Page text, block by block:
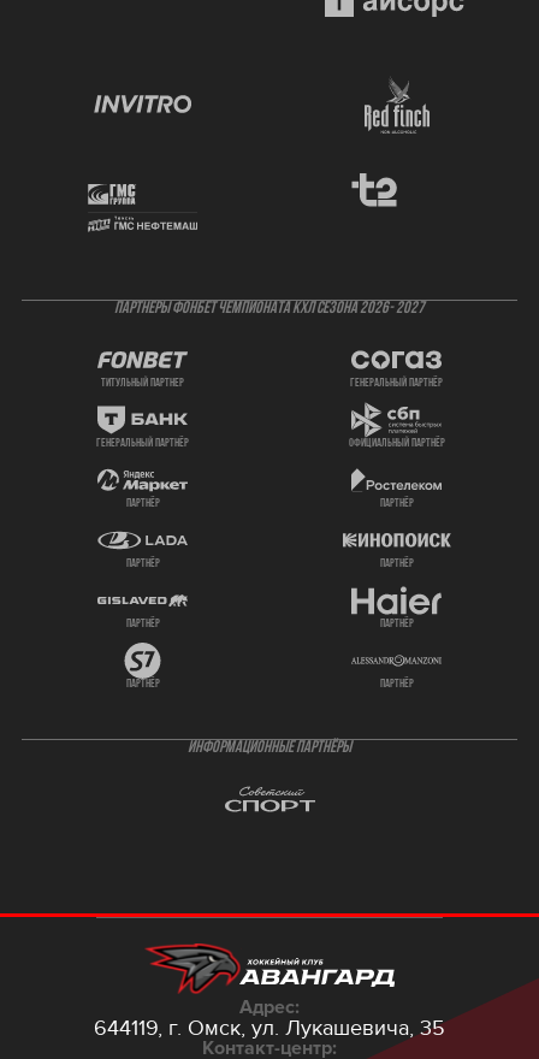
ПАРТНЕРЫ ФОНБЕТ ЧЕМПИОНАТА КХЛ СЕЗОНА 2026- 2027
титульный партнер генеральный партнёр
генеральный партнёр официальный партнёр
партнёр партнёр
партнёр партнёр
партнёр партнёр
партнёр партнёр
ИНФОРМАЦИОННЫЕ ПАРТНЁРЫ
Адрес:
644119, г. Омск, ул. Лукашевича, 35
Контакт-центр: